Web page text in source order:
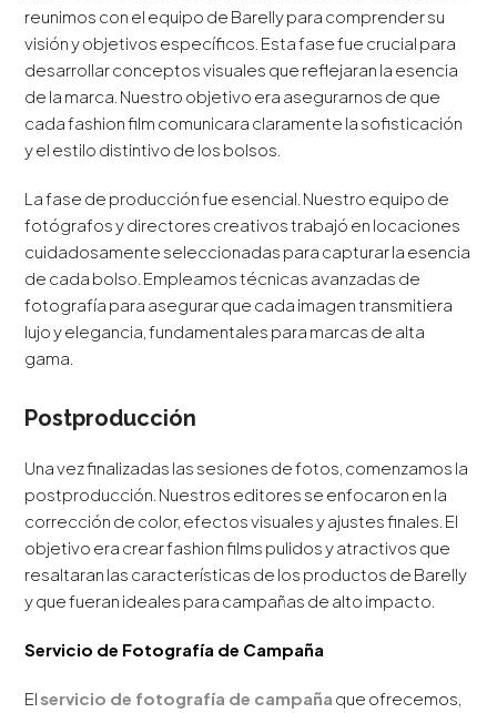
reunimos con el equipo de Barelly para comprender su
visión y objetivos específicos. Esta fase fue crucial para
desarrollar conceptos visuales que reflejaran la esencia
de la marca. Nuestro objetivo era asegurarnos de que
cada fashion film comunicara claramente la sofisticación
y el estilo distintivo de los bolsos.
La fase de producción fue esencial. Nuestro equipo de
fotógrafos y directores creativos trabajó en locaciones
cuidadosamente seleccionadas para capturar la esencia
de cada bolso. Empleamos técnicas avanzadas de
fotografía para asegurar que cada imagen transmitiera
lujo y elegancia, fundamentales para marcas de alta
gama.
Postproducción
Una vez finalizadas las sesiones de fotos, comenzamos la
postproducción. Nuestros editores se enfocaron en la
corrección de color, efectos visuales y ajustes finales. El
objetivo era crear fashion films pulidos y atractivos que
resaltaran las características de los productos de Barelly
y que fueran ideales para campañas de alto impacto.
Servicio de Fotografía de Campaña
El servicio de fotografía de campaña que ofrecemos,